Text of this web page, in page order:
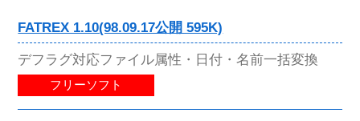
FATREX 1.10(98.09.17公開 595K)
デフラグ対応ファイル属性・日付・名前一括変換
フリーソフト